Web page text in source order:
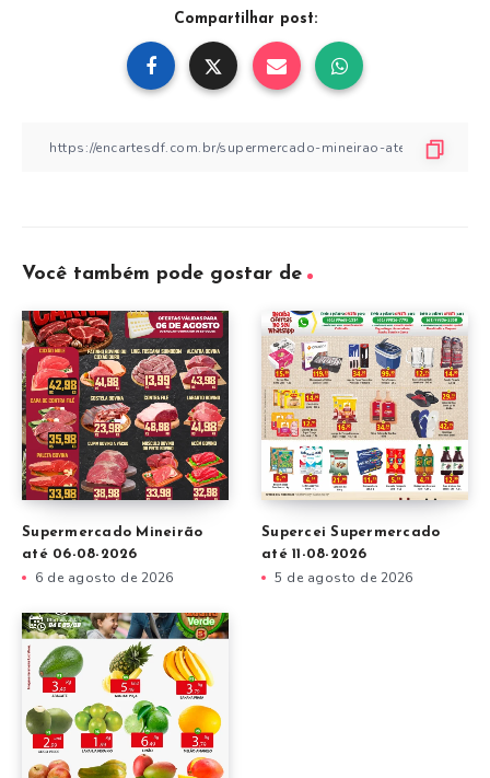
Compartilhar post:
Você também pode gostar de
Supermercado Mineirão
até 06-08-2026
6 de agosto de 2026
Supercei Supermercado
até 11-08-2026
5 de agosto de 2026